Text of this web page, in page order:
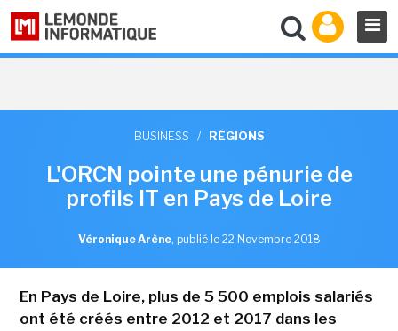
BUSINESS / RÉGIONS
L'ORCN pointe une pénurie de
profils IT en Pays de Loire
Véronique Arène, publié le 22 Novembre 2018
En Pays de Loire, plus de 5 500 emplois salariés
ont été créés entre 2012 et 2017 dans les